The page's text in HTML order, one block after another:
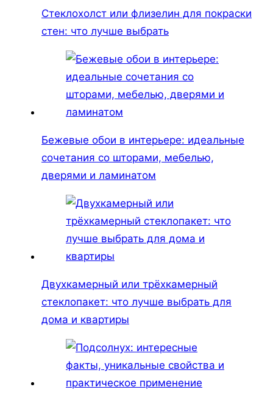
Стеклохолст или флизелин для покраски
стен: что лучше выбрать
Бежевые обои в интерьере: идеальные
сочетания со шторами, мебелью,
дверями и ламинатом
Двухкамерный или трёхкамерный
стеклопакет: что лучше выбрать для
дома и квартиры